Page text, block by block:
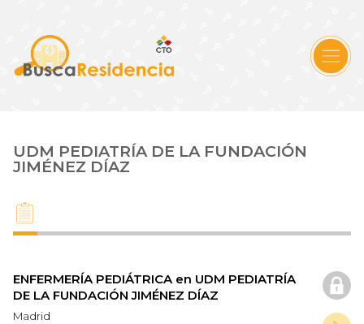
UDM PEDIATRÍA DE LA FUNDACIÓN
JIMÉNEZ DÍAZ
ENFERMERÍA PEDIÁTRICA en UDM PEDIATRÍA
DE LA FUNDACIÓN JIMÉNEZ DÍAZ
Madrid